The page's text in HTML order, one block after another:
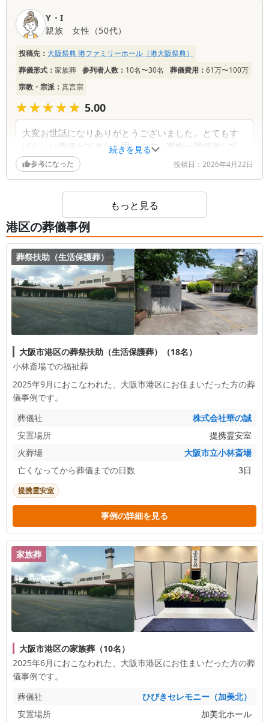
経費削減のおり無理もない事は理解できますが、ちょ
っとした気配りがいつまでも心に残るように思いま
す。低価格を前面にしたコマーシャルが多いですがち
ょっとした気くばりも大事だと思います。
続きを見る
Y・I
親族
女性 （50代）
投稿先： 大阪祭典 港ファミリーホール（港大阪祭典）
葬儀形式： 家族葬 参列者人数： 10名〜30名 葬儀費用： 61万〜100万
宗教・宗派： 真言宗
★★★★★
★★★★★ 5.00
大変お世話になりありがとうございました。とてもす
ばらしい葬儀ができたと思います。家族一同感謝して
います。
参考になった 投稿日： 2026年4月22日
もっと見る
港区の葬儀事例
葬祭扶助（生活保護葬）
大阪市港区の葬祭扶助（生活保護葬）（18名）
小林斎場での福祉葬
2025年9月におこなわれた、 大阪市港区にお住まいだった方の葬
儀事例です。
葬儀社
株式会社華の誠
安置場所
提携霊安室
火葬場
大阪市立小林斎場
亡くなってから葬儀までの日数
3日
提携霊安室
事例の詳細を見る
家族葬
大阪市港区の家族葬（10名）
2025年6月におこなわれた、 大阪市港区にお住まいだった方の葬
儀事例です。
葬儀社
ひびきセレモニー（加美北）
安置場所
加美北ホール